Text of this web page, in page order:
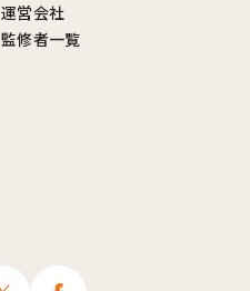
運営会社
監修者一覧